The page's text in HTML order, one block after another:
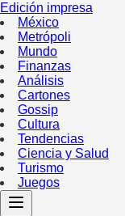
Edición impresa
México
Metrópoli
Mundo
Finanzas
Análisis
Cartones
Gossip
Cultura
Tendencias
Ciencia y Salud
Turismo
Juegos